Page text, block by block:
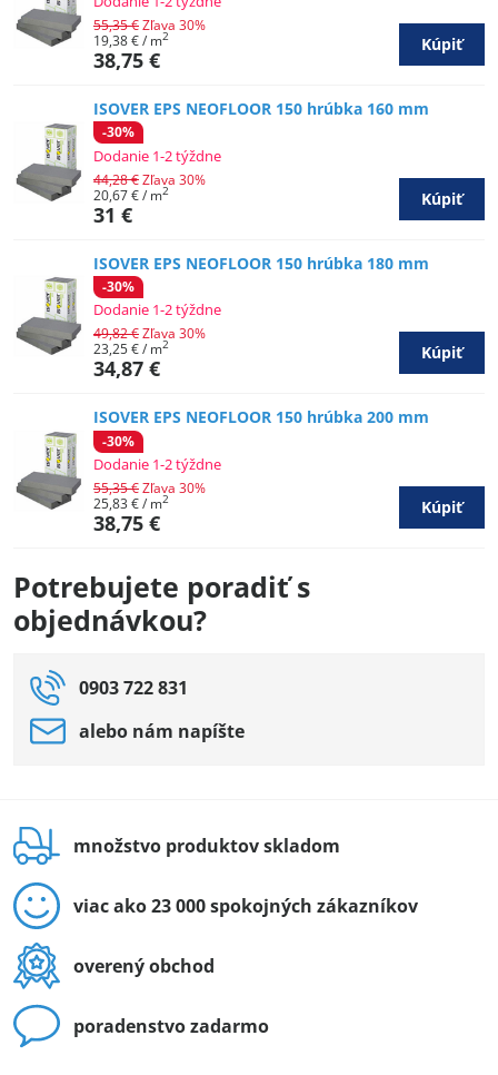
38,75 €
55,35 €Zľava 30%
19,38 €/ m2 Kúpiť
ISOVER EPS NEOFLOOR 150 hrúbka 160 mm
-30%
Dodanie 1-2 týždne
31 €
44,28 €Zľava 30%
20,67 €/ m2 Kúpiť
ISOVER EPS NEOFLOOR 150 hrúbka 180 mm
-30%
Dodanie 1-2 týždne
34,87 €
49,82 €Zľava 30%
23,25 €/ m2 Kúpiť
ISOVER EPS NEOFLOOR 150 hrúbka 200 mm
-30%
Dodanie 1-2 týždne
38,75 €
55,35 €Zľava 30%
25,83 €/ m2 Kúpiť
Potrebujete poradiť s
objednávkou?
0903 722 831
alebo nám napíšte
množstvo produktov skladom
viac ako 23 000 spokojných zákazníkov
overený obchod
poradenstvo zadarmo